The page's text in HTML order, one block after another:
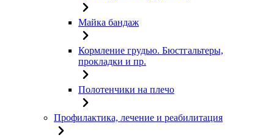
Майка бандаж
Кормление грудью. Бюстгальтеры,
прокладки и пр.
Полотенчики на плечо
Профилактика, лечение и реабилитация